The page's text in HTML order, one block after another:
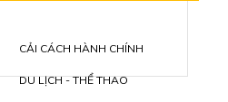
CẢI CÁCH HÀNH CHÍNH
DU LỊCH - THỂ THAO